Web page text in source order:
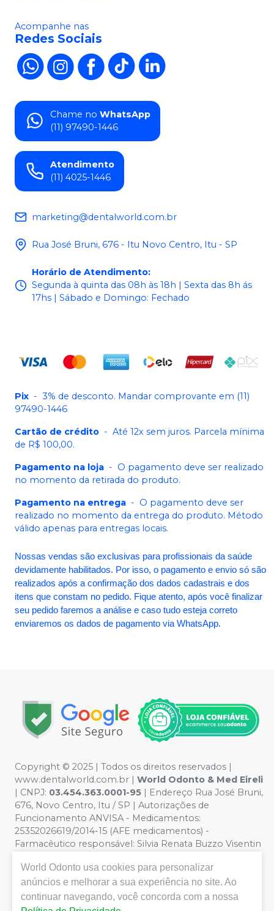
Acompanhe nas
Redes Sociais
Chame no WhatsApp
(11) 97490-1446
Atendimento
(11) 4025-1446
marketing@dentalworld.com.br
Rua José Bruni, 676 - Itu Novo Centro, Itu - SP
Horário de Atendimento:
Segunda à quinta das 08h às 18h | Sexta das 8h ás
17hs | Sábado e Domingo: Fechado
Pix - 3% de desconto. Mandar comprovante em (11)
97490-1446
Cartão de crédito - Até 12x sem juros. Parcela mínima
de R$ 100,00.
Pagamento na loja - O pagamento deve ser realizado
no momento da retirada do produto.
Pagamento na entrega - O pagamento deve ser
realizado no momento da entrega do produto. Método
válido apenas para entregas locais.
Nossas vendas são exclusivas para profissionais da saúde
devidamente habilitados. Por isso, o pagamento e envio só são
realizados após a confirmação dos dados cadastrais e dos
itens que constam no pedido. Fique atento, após você finalizar
seu pedido faremos a análise e caso tudo esteja correto
enviaremos os dados de pagamento via WhatsApp.
Copyright © 2025 | Todos os direitos reservados |
www.dentalworld.com.br | World Odonto & Med Eireli
| CNPJ: 03.454.363.0001-95 | Endereço Rua José Bruni,
676, Novo Centro, Itu / SP | Autorizações de
Funcionamento ANVISA - Medicamentos:
25352026619/2014-15 (AFE medicamentos) -
Farmacêutico responsável: Silvia Renata Buzzo Visentin
Segurança - Fotos meramente ilustrativas - Os preços e
condições da loja virtual estão sujeitos a alterações. Em
caso de divergência de preços no site, o valor válido é o
do Carrinho de Compra. Não vendemos por atacado,
World Odonto usa cookies para personalizar
anúncios e melhorar a sua experiência no site. Ao
continuar navegando, você concorda com a nossa